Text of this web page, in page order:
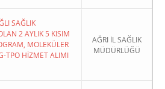
SAĞLIK
2 AYLIK 5 KISIM
MOLEKÜLER
TPO HİZMET ALIMI
AĞRI İL SAĞLIK
MÜDÜRLÜĞÜ